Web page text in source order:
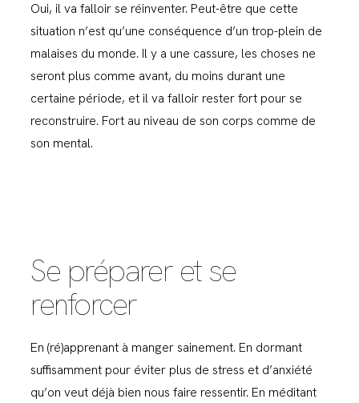
Oui, il va falloir se réinventer. Peut-être que cette
situation n’est qu’une conséquence d’un trop-plein de
malaises du monde. Il y a une cassure, les choses ne
seront plus comme avant, du moins durant une
certaine période, et il va falloir rester fort pour se
reconstruire. Fort au niveau de son corps comme de
son mental.
Se préparer et se
renforcer
En (ré)apprenant à manger sainement. En dormant
suffisamment pour éviter plus de stress et d’anxiété
qu’on veut déjà bien nous faire ressentir. En méditant